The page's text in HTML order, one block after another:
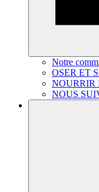
Notre
OSER ET
NOURRIR
NOUS